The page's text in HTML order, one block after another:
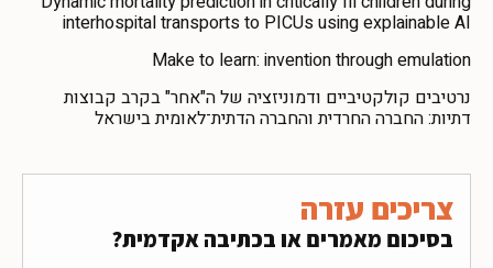
interhospital transports to PICUs using explainable AI
Make to learn: invention through emulation
נרטיבים קולקטיביים ודמוניזציה של ה"אחר" בקרב קבוצות
דתיות: החברה החרדית והחברה הדתית־לאומית בישראל
צריכים עזרה
בסיכום מאמרים או בכתיבה אקדמית?